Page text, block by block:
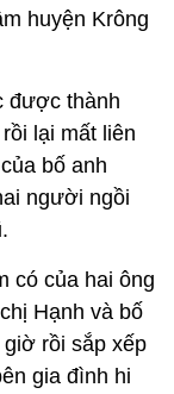
huyện Krông
được thành
lại mất liên
bố anh
người ngồi
có của hai ông
Hạnh và bố
rồi sắp xếp
gia đình hi